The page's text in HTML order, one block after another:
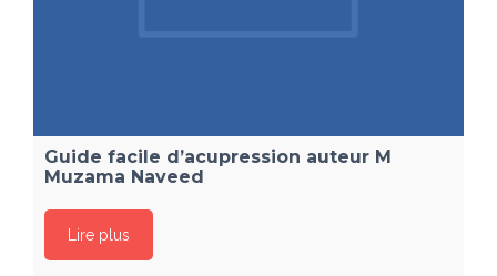
Guide facile d’acupression auteur M
Muzama Naveed
Lire plus